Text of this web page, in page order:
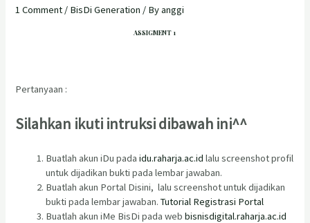
1 Comment / BisDi Generation / Byanggi
ASSIGMENT 1
Pertanyaan :
Silahkan ikuti intruksi dibawah ini^^
Buatlah akun iDu padaidu.raharja.ac.id lalu screenshot profil
untuk dijadikan bukti pada lembar jawaban.
Buatlah akun Portal Disini, lalu screenshot untuk dijadikan
bukti pada lembar jawaban.Tutorial Registrasi Portal
Buatlah akun iMe BisDi pada webbisnisdigital.raharja.ac.id